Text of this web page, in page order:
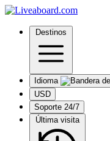
Destinos
Idioma
USD
Soporte 24/7
Última visita